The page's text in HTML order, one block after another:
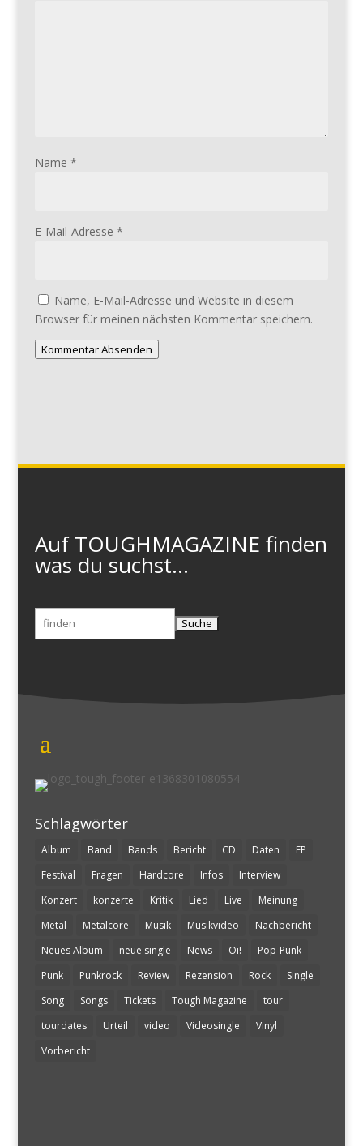
Name *
E-Mail-Adresse *
Name, E-Mail-Adresse und Website in diesem
Browser für meinen nächsten Kommentar speichern.
Kommentar Absenden
Auf TOUGHMAGAZINE finden
was du suchst...
Suchen
Schlagwörter
Album Band Bands Bericht CD Daten
EP
Festival
Fragen Hardcore Infos
Interview
Konzert
konzerte Kritik Lied Live
Meinung
Metal
Metalcore Musik Musikvideo
Nachbericht
Neues Album
neue single News Oi!
Pop-Punk
Punk
Punkrock Review Rezension Rock
Single
Song
Songs Tickets Tough Magazine
tour
tourdates
Urteil video Videosingle
Vinyl
Vorbericht